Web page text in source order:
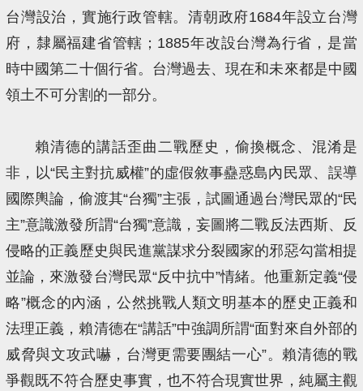
台灣設治，實施行政管轄。清朝政府1684年設立台灣
府，隸屬福建省管轄；1885年改設台灣為行省，是當
時中國第二十個行省。台灣過去、現在和未來都是中國
領土不可分割的一部分。
賴清德的講話歪曲二戰歷史，偷換概念、混淆是
非，以“民主對抗威權”的虛假敘事蠱惑島內民眾、誤導
國際輿論，偷渡其“台獨”主張，試圖通過台灣民眾的“民
主”意識激發所謂“台獨”意識，妄圖將二戰反法西斯、反
侵略的正義歷史與民進黨謀求分裂國家的邪惡勾當相提
並論，來激發台灣民眾“反中抗中”情緒。他重新定義“侵
略”概念的內涵，公然挑戰人類文明基本的歷史正義和
法理正義，賴清德在“講話”中強調所謂“面對來自外部的
威脅與文攻武嚇，台灣更需要團結一心”。賴清德的戰
爭觀既不符合歷史事實，也不符合現實世界，純屬主觀